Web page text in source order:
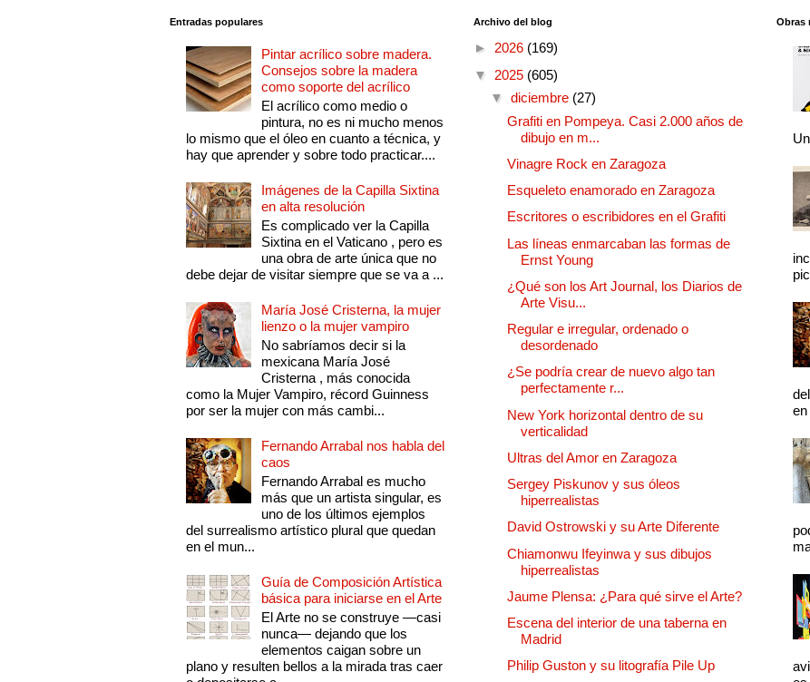
Entradas populares
Pintar acrílico sobre madera.
Consejos sobre la madera
como soporte del acrílico
El acrílico como medio o
pintura, no es ni mucho menos
lo mismo que el óleo en cuanto a técnica, y
hay que aprender y sobre todo practicar....
Imágenes de la Capilla Sixtina
en alta resolución
Es complicado ver la Capilla
Sixtina en el Vaticano , pero es
una obra de arte única que no
debe dejar de visitar siempre que se va a ...
María José Cristerna, la mujer
lienzo o la mujer vampiro
No sabríamos decir si la
mexicana María José
Cristerna , más conocida
como la Mujer Vampiro, récord Guinness
por ser la mujer con más cambi...
Fernando Arrabal nos habla del
caos
Fernando Arrabal es mucho
más que un artista singular, es
uno de los últimos ejemplos
del surrealismo artístico plural que quedan
en el mun...
Guía de Composición Artística
básica para iniciarse en el Arte
El Arte no se construye —casi
nunca— dejando que los
elementos caigan sobre un
plano y resulten bellos a la mirada tras caer
Archivo del blog
► 2026 (169)
▼ 2025 (605)
▼ diciembre (27)
Grafiti en Pompeya. Casi 2.000 años de
dibujo en m...
Vinagre Rock en Zaragoza
Esqueleto enamorado en Zaragoza
Escritores o escribidores en el Grafiti
Las líneas enmarcaban las formas de
Ernst Young
¿Qué son los Art Journal, los Diarios de
Arte Visu...
Regular e irregular, ordenado o
desordenado
¿Se podría crear de nuevo algo tan
perfectamente r...
New York horizontal dentro de su
verticalidad
Ultras del Amor en Zaragoza
Sergey Piskunov y sus óleos
hiperrealistas
David Ostrowski y su Arte Diferente
Chiamonwu Ifeyinwa y sus dibujos
hiperrealistas
Jaume Plensa: ¿Para qué sirve el Arte?
Escena del interior de una taberna en
Madrid
Philip Guston y su litografía Pile Up
Obras
en